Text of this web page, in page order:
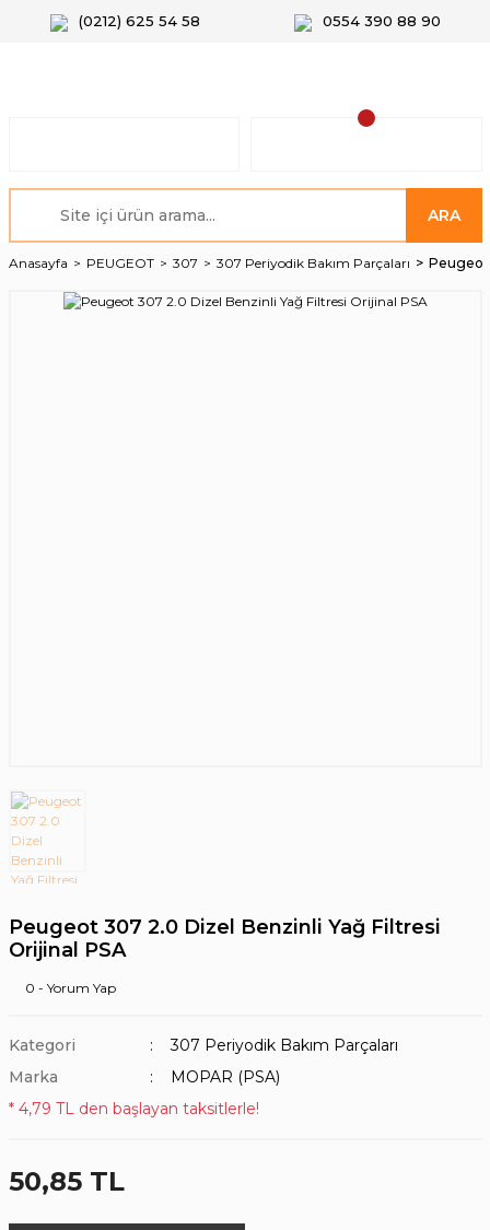
(0212) 625 54 58 0554 390 88 90
ARA
Anasayfa PEUGEOT 307 307 Periyodik Bakım Parçaları Peugeot
Peugeot 307 2.0 Dizel Benzinli Yağ Filtresi
Orijinal PSA
0 - Yorum Yap
Kategori
307 Periyodik Bakım Parçaları
Marka
MOPAR (PSA)
* 4,79 TL den başlayan taksitlerle!
50,85 TL